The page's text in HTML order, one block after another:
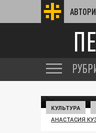
КУЛЬТУРА
АНАСТАСИЯ